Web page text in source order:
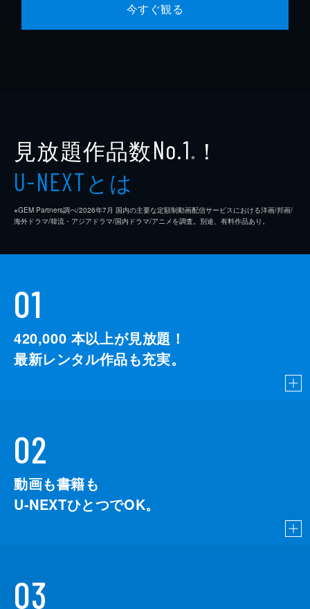
今すぐ観る
見放題作品数No.1 ※ ！
U-NEXTとは
※GEM Partners調べ/2026年7⽉ 国内の主要な定額制動画配信サービスにおける洋画/邦画/
海外ドラマ/韓流・アジアドラマ/国内ドラマ/アニメを調査。別途、有料作品あり。
01
420,000 本以上が見放題！
最新レンタル作品も充実。
02
動画も書籍も
U-NEXTひとつでOK。
03